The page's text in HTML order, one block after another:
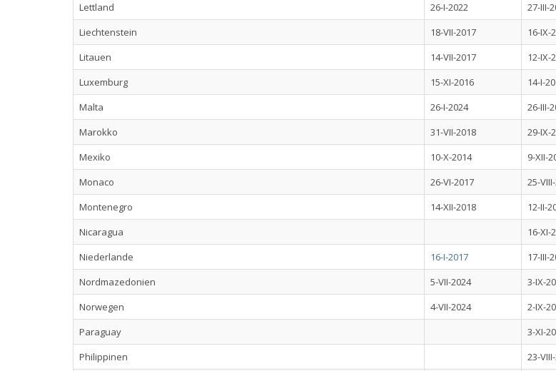
Lettland
26-I-2022
27-III-
Liechtenstein
18-VII-2017
16-IX-
Litauen
14-VII-2017
12-IX-
Luxemburg
15-XI-2016
14-I-
Malta
26-I-2024
26-III-
Marokko
31-VII-2018
29-IX-
Mexiko
10-X-2014
9-XII-
Monaco
26-VI-2017
25-
Montenegro
14-XII-2018
12-II-
Nicaragua
16-XI-
Niederlande
16-I-2017
17-III-
Nordmazedonien
5-VII-2024
3-IX-
Norwegen
4-VII-2024
2-IX-
Paraguay
3-XI-
Philippinen
23-